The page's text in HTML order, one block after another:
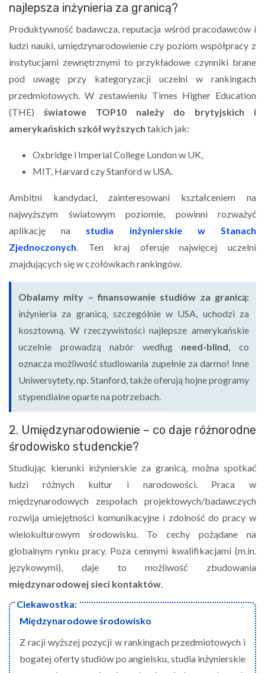
najlepsza inżynieria za granicą?
Produktywność badawcza, reputacja wśród pracodawców i
ludzi nauki, umiędzynarodowienie czy poziom współpracy z
instytucjami zewnętrznymi to przykładowe czynniki brane
pod uwagę przy kategoryzacji uczelni w rankingach
przedmiotowych. W zestawieniu Times Higher Education
(THE) światowe TOP10 należy do brytyjskich i
amerykańskich szkół wyższych takich jak:
Oxbridge i Imperial College London w UK,
MIT, Harvard czy Stanford w USA.
Ambitni kandydaci, zainteresowani kształceniem na
najwyższym światowym poziomie, powinni rozważyć
aplikację na studia inżynierskie w Stanach
Zjednoczonych. Ten kraj oferuje najwięcej uczelni
znajdujących się w czołówkach rankingów.
Obalamy mity – finansowanie studiów za granicą:
inżynieria za granicą, szczególnie w USA, uchodzi za
kosztowną. W rzeczywistości najlepsze amerykańskie
uczelnie prowadzą nabór według need-blind, co
oznacza możliwość studiowania zupełnie za darmo! Inne
Uniwersytety, np. Stanford, także oferują hojne programy
stypendialne oparte na potrzebach.
2. Umiędzynarodowienie – co daje różnorodne
środowisko studenckie?
Studiując kierunki inżynierskie za granicą, można spotkać
ludzi różnych kultur i narodowości. Praca w
międzynarodowych zespołach projektowych/badawczych
rozwija umiejętności komunikacyjne i zdolność do pracy w
wielokulturowym środowisku. To cechy pożądane na
globalnym rynku pracy. Poza cennymi kwalifikacjami (m.in.
językowymi), daje to możliwość zbudowania
międzynarodowej sieci kontaktów.
Międzynarodowe środowisko
Z racji wyższej pozycji w rankingach przedmiotowych i
bogatej oferty studiów po angielsku, studia inżynierskie